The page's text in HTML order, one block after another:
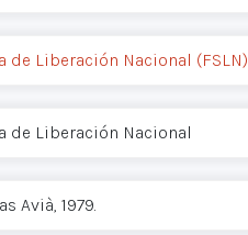
de Liberación Nacional (FSLN)
de Liberación Nacional
Avià, 1979.